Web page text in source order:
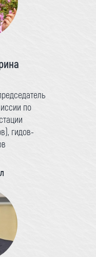
по
гидов-